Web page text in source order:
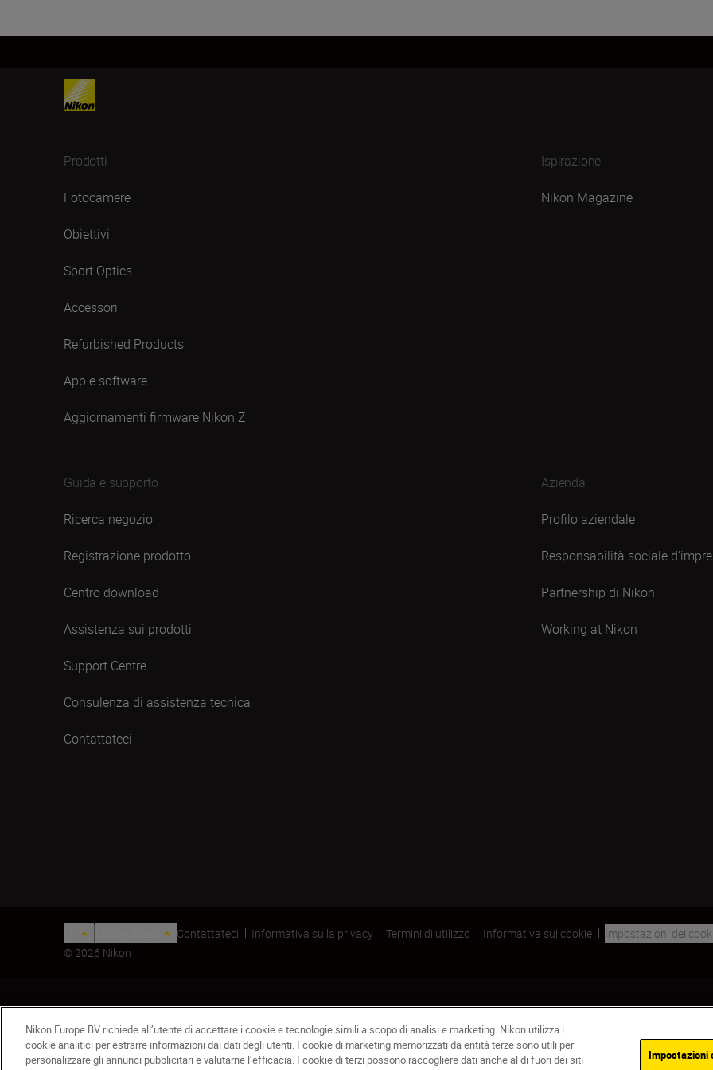
Prodotti
Fotocamere
Obiettivi
Sport Optics
Accessori
Refurbished Products
App e software
Aggiornamenti firmware Nikon Z
Ispirazione
Nikon Magazine
Guida e supporto
Ricerca negozio
Registrazione prodotto
Centro download
Assistenza sui prodotti
Support Centre
Consulenza di assistenza tecnica
Contattateci
Azienda
Profilo aziendale
Responsabilità sociale
Partnership di Nikon
Working at Nikon
Contattateci Informativa sulla privacy Termini di utilizzo Informativa sui cookie
Impostazioni dei
© 2026 Nikon
Nikon Europe BV richiede all’utente di accettare i cookie e tecnologie simili a scopo di analisi e marketing. Nikon utilizza i
cookie analitici per estrarre informazioni dai dati degli utenti. I cookie di marketing memorizzati da entità terze sono utili per
personalizzare gli annunci pubblicitari e valutarne l’efficacia. I cookie di terzi possono raccogliere dati anche al di fuori dei siti
Impostazioni